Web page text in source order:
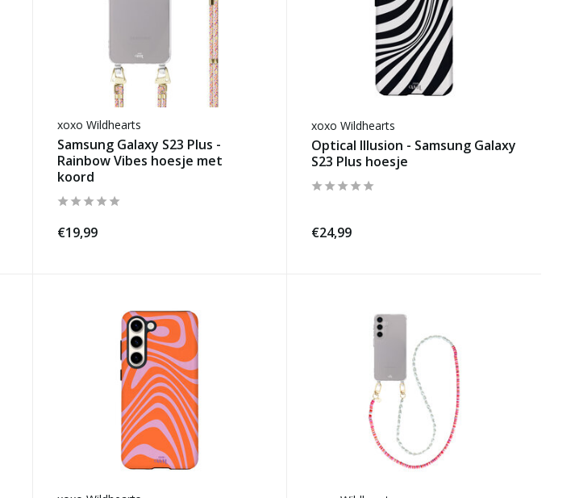
xoxo Wildhearts
Samsung Galaxy S23 Plus -
Rainbow Vibes hoesje met
koord
€19,99
xoxo Wildhearts
Optical Illusion - Samsung Galaxy
S23 Plus hoesje
€24,99